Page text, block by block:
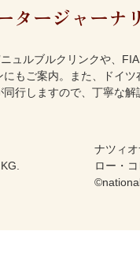
タージャーナ
ュルブルクリンクや、
もご案内。また、ドイ
行しますので、丁寧な解
ナツィ
ロー・